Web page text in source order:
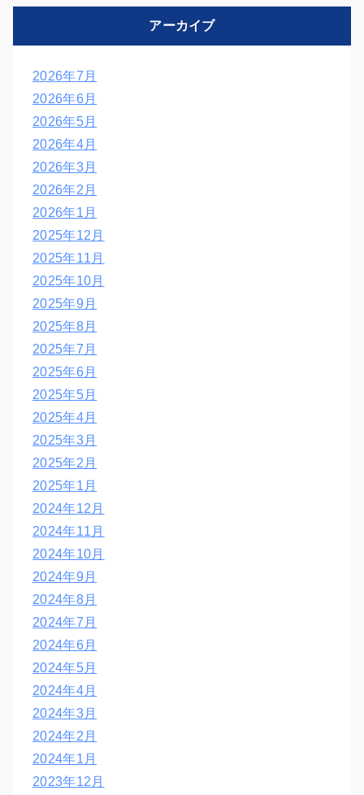
アーカイブ
2026年7月
2026年6月
2026年5月
2026年4月
2026年3月
2026年2月
2026年1月
2025年12月
2025年11月
2025年10月
2025年9月
2025年8月
2025年7月
2025年6月
2025年5月
2025年4月
2025年3月
2025年2月
2025年1月
2024年12月
2024年11月
2024年10月
2024年9月
2024年8月
2024年7月
2024年6月
2024年5月
2024年4月
2024年3月
2024年2月
2024年1月
2023年12月